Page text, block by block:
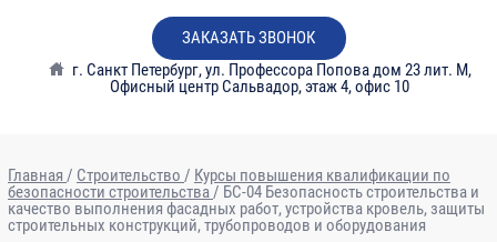
ЗАКАЗАТЬ ЗВОНОК
г. Санкт Петербург,ул. Профессора Попова дом 23 лит. М,
Офисный центр Сальвадор, этаж 4, офис 10
Главная / Строительство / Курсы повышения квалификации по
безопасности строительства/ БС-04 Безопасность строительства и
качество выполнения фасадных работ, устройства кровель, защиты
строительных конструкций, трубопроводов и оборудования
№
Наименование
Всего
В том числе: